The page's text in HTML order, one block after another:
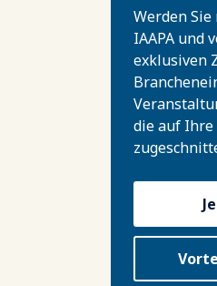
Werden
IAAPA und
exklusiven
die auf